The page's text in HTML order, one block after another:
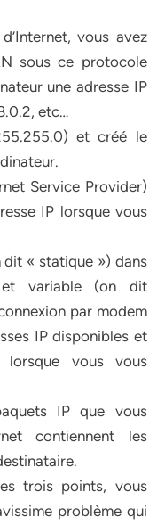
vous avez
sous ce protocole
une adresse IP
etc…
et créé le
Service Provider)
IP lorsque vous
« statique ») dans
et variable (on dit
par modem
IP disponibles et
vous vous
IP que vous
contiennent les
trois points, vous
problème qui